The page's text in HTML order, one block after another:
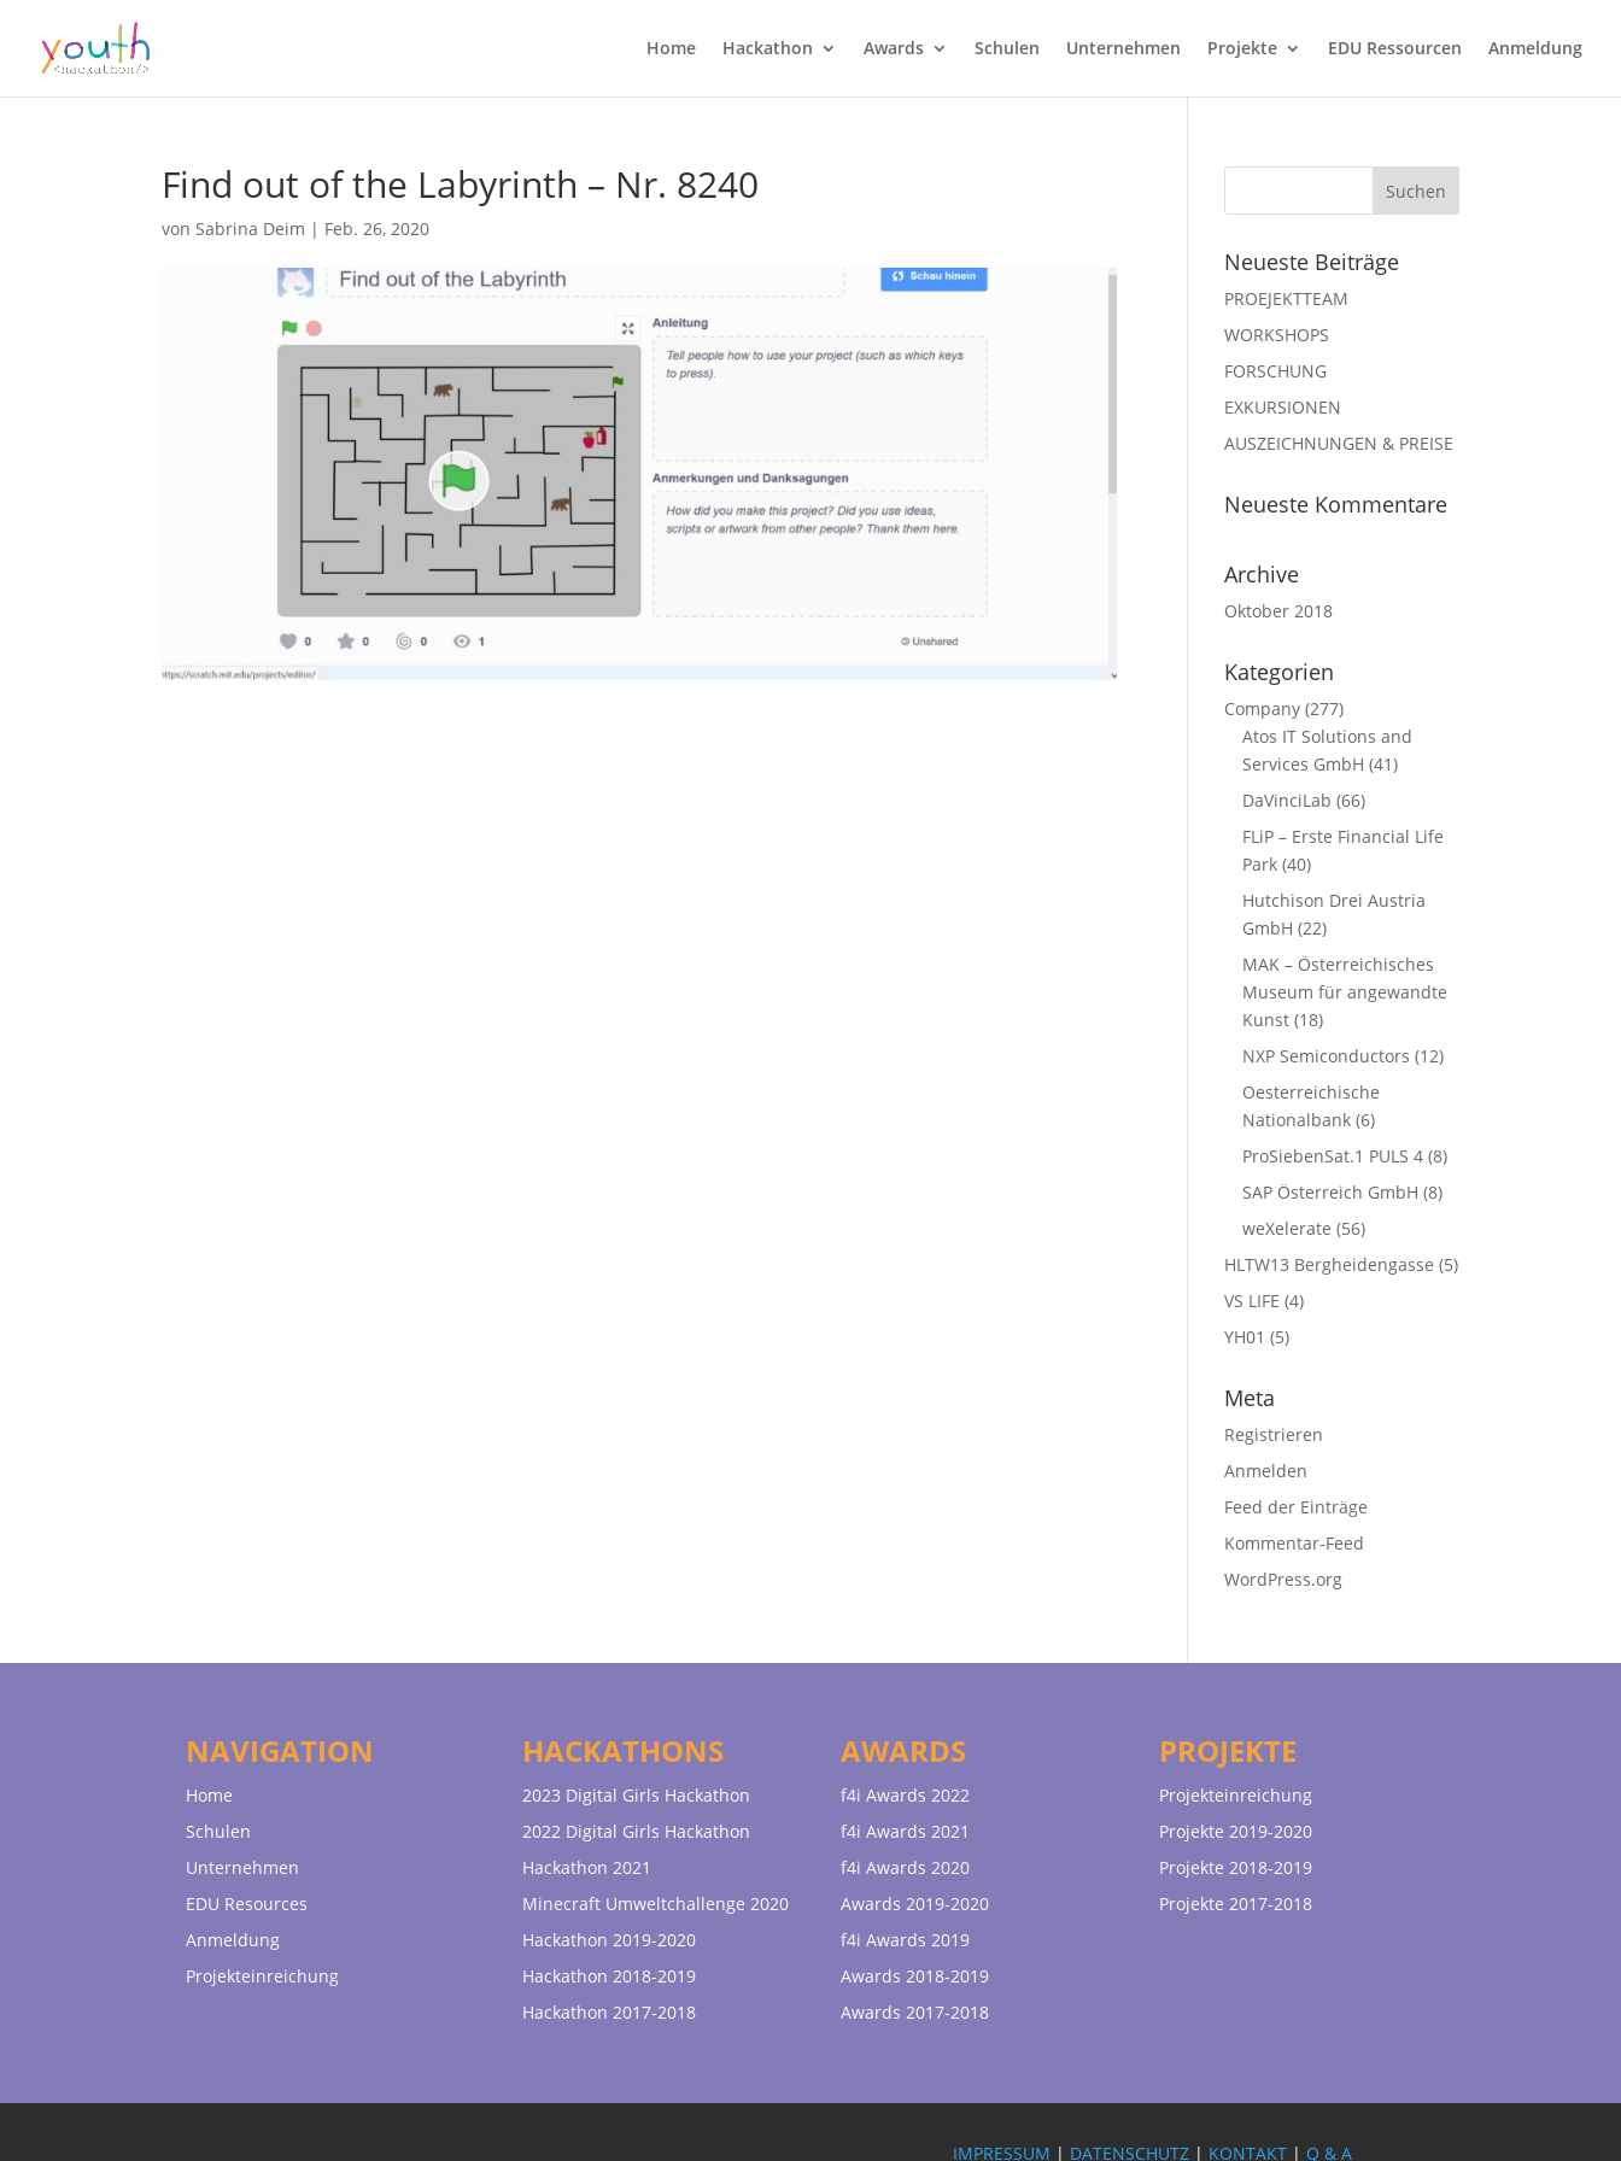
Home Hackathon Awards Schulen Unternehmen Projekte EDU Ressourcen Anmeldung
Find out of the Labyrinth – Nr. 8240
vonSabrina Deim | Feb. 26, 2020
Neueste Beiträge
PROEJEKTTEAM
WORKSHOPS
FORSCHUNG
EXKURSIONEN
AUSZEICHNUNGEN & PREISE
Neueste Kommentare
Archive
Oktober 2018
Kategorien
Company (277)
Atos IT Solutions and
Services GmbH (41)
DaVinciLab (66)
FLiP – Erste Financial Life
Park (40)
Hutchison Drei Austria
GmbH (22)
MAK – Österreichisches
Museum für angewandte
Kunst (18)
NXP Semiconductors (12)
Oesterreichische
Nationalbank (6)
ProSiebenSat.1 PULS 4 (8)
SAP Österreich GmbH (8)
weXelerate (56)
HLTW13 Bergheidengasse (5)
VS LIFE (4)
YH01 (5)
Meta
Registrieren
Anmelden
Feed der Einträge
Kommentar-Feed
WordPress.org
NAVIGATION
Home
Schulen
Unternehmen
EDU Resources
Anmeldung
Projekteinreichung
HACKATHONS
2023 Digital Girls Hackathon
2022 Digital Girls Hackathon
Hackathon 2021
Minecraft Umweltchallenge 2020
Hackathon 2019-2020
Hackathon 2018-2019
Hackathon 2017-2018
AWARDS
f4i Awards 2022
f4i Awards 2021
f4i Awards 2020
Awards 2019-2020
f4i Awards 2019
Awards 2018-2019
Awards 2017-2018
PROJEKTE
Projekteinreichung
Projekte 2019-2020
Projekte 2018-2019
Projekte 2017-2018
IMPRESSUM | DATENSCHUTZ | KONTAKT | Q & A